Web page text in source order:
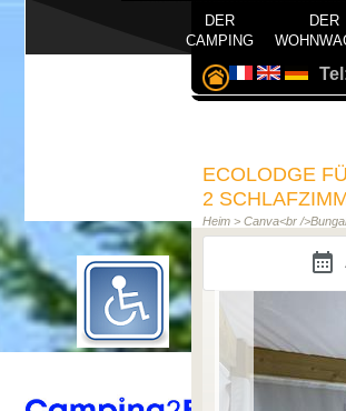
DER
CAMPING
DER
ECOLODGE
2
Heim > Canva<br /